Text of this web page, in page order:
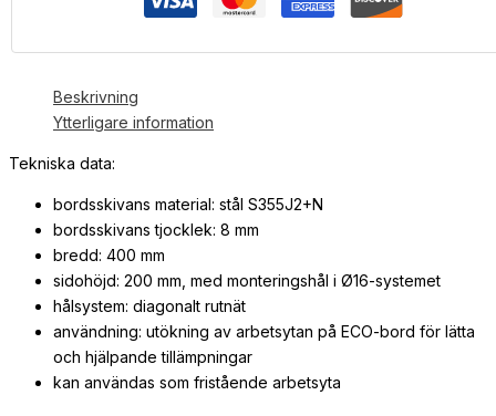
Beskrivning
Ytterligare information
Tekniska data:
bordsskivans material: stål S355J2+N
bordsskivans tjocklek: 8 mm
bredd: 400 mm
sidohöjd: 200 mm, med monteringshål i Ø16-systemet
hålsystem: diagonalt rutnät
användning: utökning av arbetsytan på ECO-bord för lätta
och hjälpande tillämpningar
kan användas som fristående arbetsyta